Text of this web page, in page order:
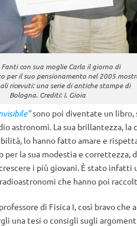
con sua moglie Carla il giorno di
per il suo pensionamento nel 2005
ricevuti: una serie di antiche stampe di
Bologna. Crediti: I. Gioia
sono poi diventate un libro,
astronomi. La sua brillantezza,
lo hanno fatto amare e
per la sua modestia e correttezza,
i più giovani. È stato
che hanno poi
di Fisica I, così bravo
una tesi o consigli sugli